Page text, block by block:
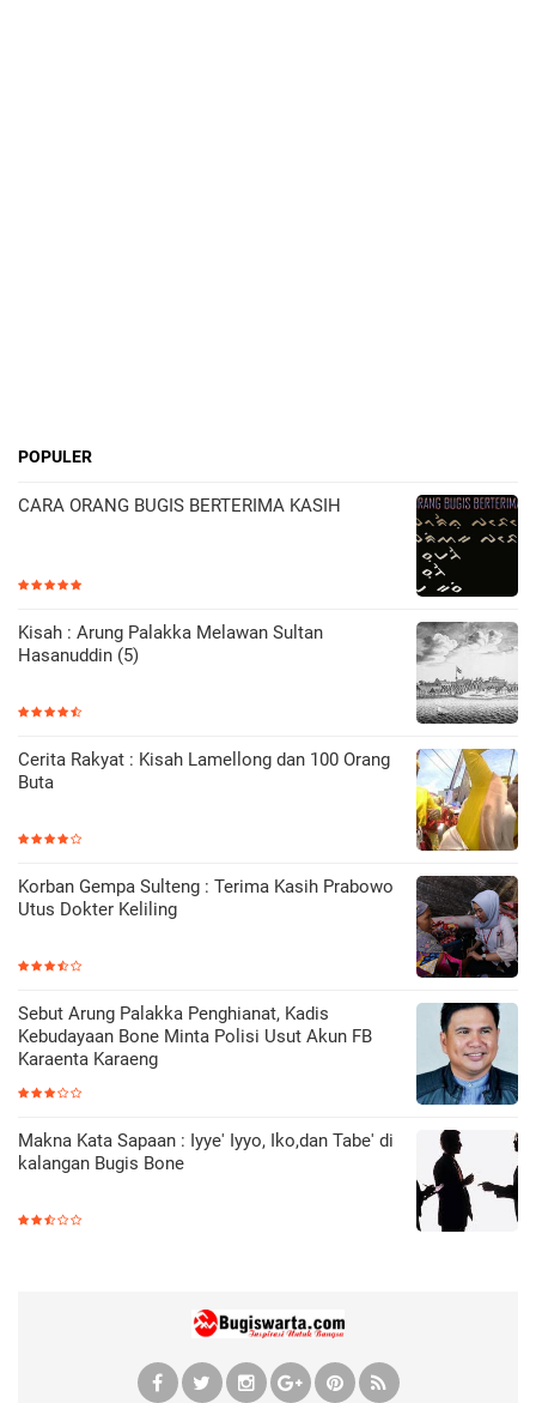
POPULER
CARA ORANG BUGIS BERTERIMA KASIH
Kisah : Arung Palakka Melawan Sultan
Hasanuddin (5)
Cerita Rakyat : Kisah Lamellong dan 100 Orang
Buta
Korban Gempa Sulteng : Terima Kasih Prabowo
Utus Dokter Keliling
Sebut Arung Palakka Penghianat, Kadis
Kebudayaan Bone Minta Polisi Usut Akun FB
Karaenta Karaeng
Makna Kata Sapaan : Iyye' Iyyo, Iko,dan Tabe' di
kalangan Bugis Bone